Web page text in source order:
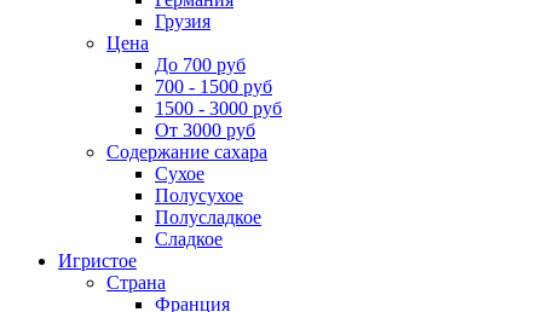
Грузия
Цена
До 700 руб
700 - 1500 руб
1500 - 3000 руб
От 3000 руб
Содержание сахара
Сухое
Полусухое
Полусладкое
Сладкое
Игристое
Страна
Франция